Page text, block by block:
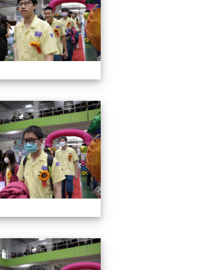
典禮 114年畢業典禮
典禮 114年畢業典禮